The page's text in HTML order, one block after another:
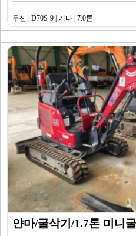
두산 | D70S-9 | 기타 | 7.0톤
얀마/굴삭기/1.7톤 미니